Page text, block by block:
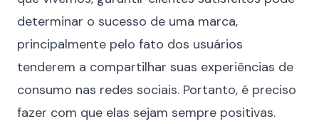
determinar o sucesso de uma marca,
principalmente pelo fato dos usuários
tenderem a compartilhar suas experiências de
consumo nas redes sociais. Portanto, é preciso
fazer com que elas sejam sempre positivas.